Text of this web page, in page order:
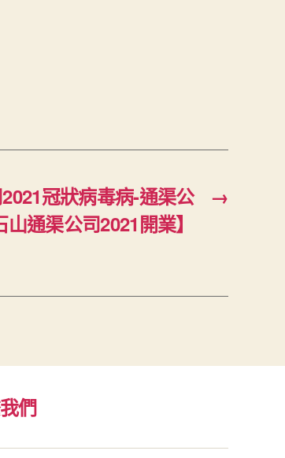
→
冠狀病毒病-通渠公
通渠公司2021開業】
們